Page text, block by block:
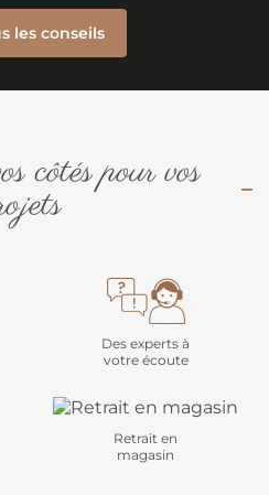
les conseils
côtés pour vos
Des experts à
votre écoute
Retrait en
magasin